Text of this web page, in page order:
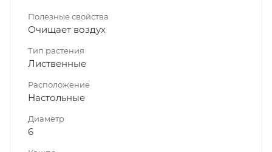
Полезные свойства
Очищает воздух
Тип растения
Лиственные
Расположение
Настольные
Диаметр
6